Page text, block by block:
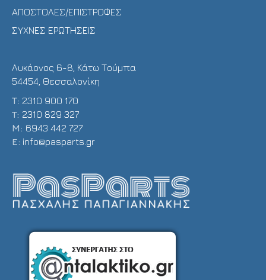
ΑΠΟΣΤΟΛΕΣ/ΕΠΙΣΤΡΟΦΕΣ
ΣΥΧΝΕΣ ΕΡΩΤΗΣΕΙΣ
Λυκάονος 6-8, Κάτω Τούμπα
54454, Θεσσαλονίκη
Τ: 2310 900 170
T: 2310 829 327
Μ: 6943 442 727
E: info@pasparts.gr